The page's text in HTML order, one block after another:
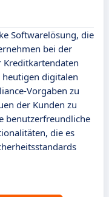
Softwarelösung, die
bei der
Kreditkartendaten
digitalen
Vorgaben zu
der Kunden zu
benutzerfreundliche
die es